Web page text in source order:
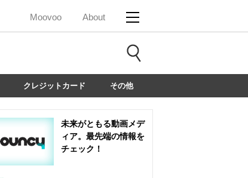
Moovoo About
クレジットカード その他
未来がともる動画メデ
ィア。最先端の情報を
チェック！